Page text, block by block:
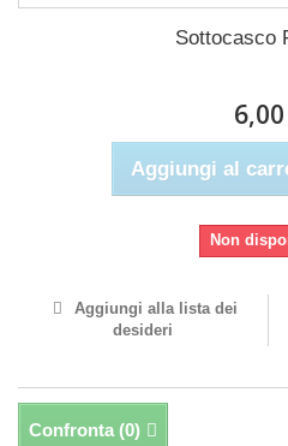
Sottocasco
Aggiungi al
Non
Aggiungi alla lista dei
desideri
Confronta (0)